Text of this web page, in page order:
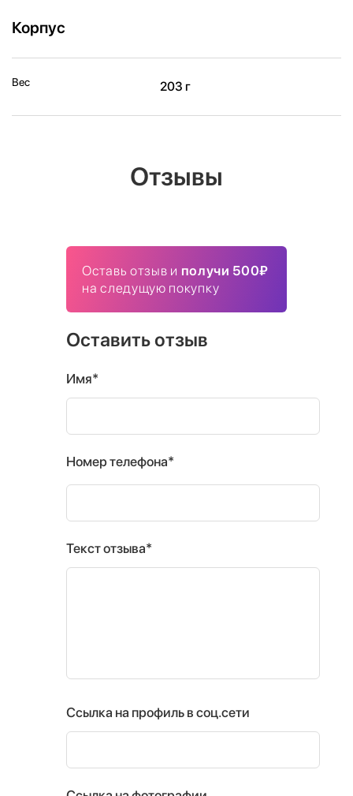
Корпус
Вес 203 г
Отзывы
Оставь отзыв и получи 500₽
на следущую покупку
Оставить отзыв
Имя*
Номер телефона*
Текст отзыва*
Ссылка на профиль в соц.сети